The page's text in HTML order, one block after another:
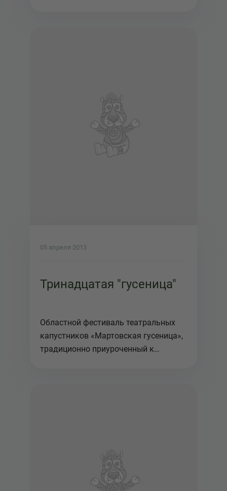
05 апреля 2013
Тринадцатая "гусеница"
Областной фестиваль театральных
капустников «Мартовская гусеница»,
традиционно приуроченный к